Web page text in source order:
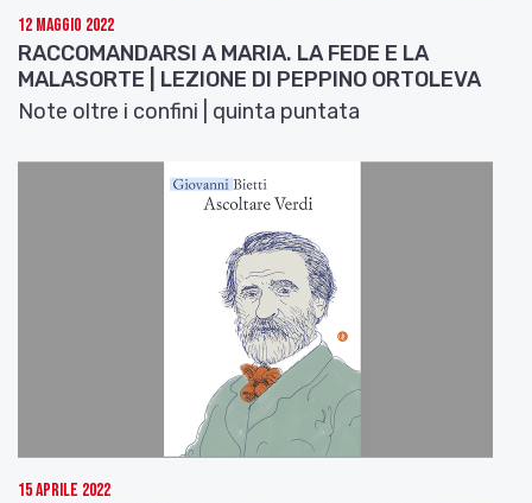
12 Maggio 2022
RACCOMANDARSI A MARIA. LA FEDE E LA
MALASORTE | LEZIONE DI PEPPINO ORTOLEVA
Note oltre i confini | quinta puntata
15 Aprile 2022